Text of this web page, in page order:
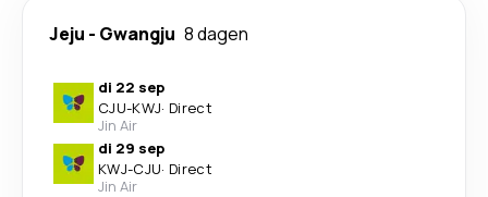
Jeju - Gwangju 8 dagen
di 22 sep
CJU-KWJ· Direct
Jin Air
di 29 sep
KWJ-CJU· Direct
Jin Air